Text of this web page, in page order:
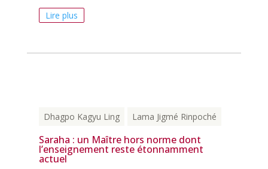
Lire plus
Dhagpo Kagyu Ling Lama Jigmé Rinpoché
Saraha : un Maître hors norme dont
l’enseignement reste étonnamment
actuel